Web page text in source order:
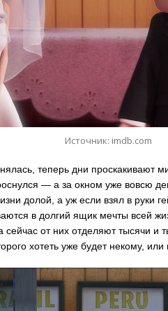
Источник: imdb.com
теперь дни проскакивают
— а за окном уже вовсю
долой, а уж если взял в руки
в долгий ящик мечты всей
сейчас от них отделяют тысячи и
хотеть уже будет некому, или